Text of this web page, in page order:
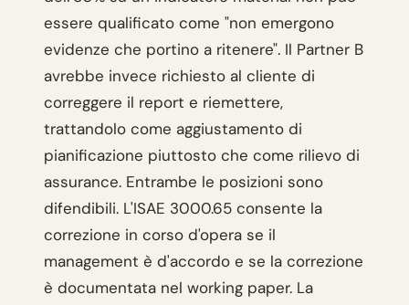
essere qualificato come "non emergono
evidenze che portino a ritenere". Il Partner B
avrebbe invece richiesto al cliente di
correggere il report e riemettere,
trattandolo come aggiustamento di
pianificazione piuttosto che come rilievo di
assurance. Entrambe le posizioni sono
difendibili. L'ISAE 3000.65 consente la
correzione in corso d'opera se il
management è d'accordo e se la correzione
è documentata nel working paper. La